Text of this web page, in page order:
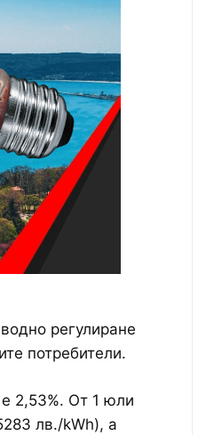
регулиране
потребители.
2,53%. От 1 юли
лв./kWh), а